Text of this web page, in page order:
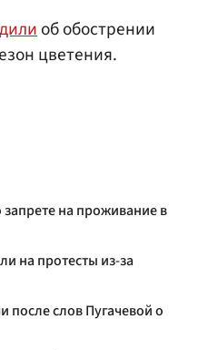
об обострении
цветения.
на проживание в
на протесты из-за
после слов Пугачевой о